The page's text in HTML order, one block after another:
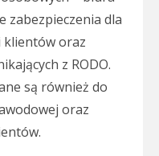
zabezpieczenia dla
klientów oraz
z RODO.
są również do
oraz